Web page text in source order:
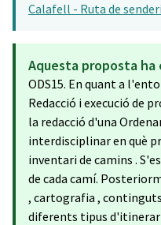
Calafell - Ruta de
Aquesta proposta
ODS15. En quant a
Redacció i execució de
la redacció d'una
interdisciplinar en què
inventari de camins .
de cada camí.
, cartografia ,
diferents tipus